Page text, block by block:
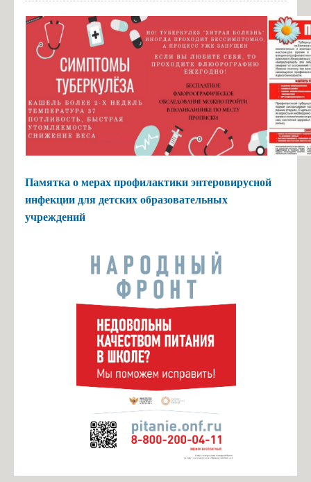
Памятка о мерах профилактики энтеровирусной
инфекции для детских образовательных
учреждений